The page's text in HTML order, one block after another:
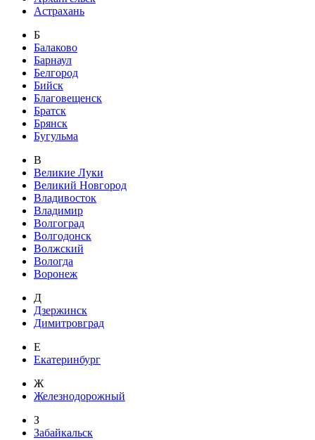
Астрахань
Б
Балаково
Барнаул
Белгород
Бийск
Благовещенск
Братск
Брянск
Бугульма
В
Великие Луки
Великий Новгород
Владивосток
Владимир
Волгоград
Волгодонск
Волжский
Вологда
Воронеж
Д
Дзержинск
Димитровград
Е
Екатеринбург
Ж
Железнодорожный
З
Забайкальск